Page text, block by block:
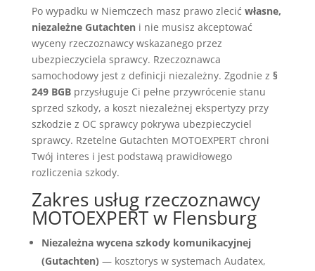
Po wypadku w Niemczech masz prawo zlecić własne,
niezależne Gutachteni nie musisz akceptować
wyceny rzeczoznawcy wskazanego przez
ubezpieczyciela sprawcy. Rzeczoznawca
samochodowy jest z definicji niezależny. Zgodnie z §
249 BGBprzysługuje Ci pełne przywrócenie stanu
sprzed szkody, a koszt niezależnej ekspertyzy przy
szkodzie z OC sprawcy pokrywa ubezpieczyciel
sprawcy. Rzetelne Gutachten MOTOEXPERT chroni
Twój interes i jest podstawą prawidłowego
rozliczenia szkody.
Zakres usług rzeczoznawcy
MOTOEXPERT w Flensburg
Niezależna wycena szkody komunikacyjnej
(Gutachten) — kosztorys w systemach Audatex,